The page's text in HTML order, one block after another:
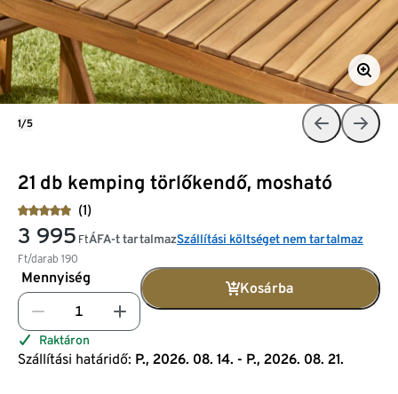
21 db kemping törlőkendő, mosható
(1)
3 995 Ft
Ft/darab 190
ÁFA-t tartalmazSzállítási költséget nem tartalmaz
Mennyiség
Kosárba
Raktáron
Szállítási határidő: P., 2026. 08. 14. - P., 2026. 08. 21.
1/5